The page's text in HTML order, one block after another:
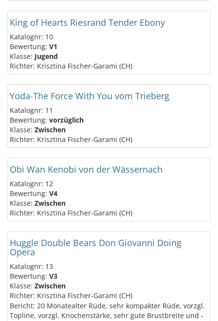
King of Hearts Riesrand Tender Ebony
Katalognr: 10
Bewertung: V1
Klasse: Jugend
Richter: Krisztina Fischer-Garami (CH)
Yoda-The Force With You vom Trieberg
Katalognr: 11
Bewertung: vorzüglich
Klasse: Zwischen
Richter: Krisztina Fischer-Garami (CH)
Obi Wan Kenobi von der Wässernach
Katalognr: 12
Bewertung: V4
Klasse: Zwischen
Richter: Krisztina Fischer-Garami (CH)
Huggle Double Bears Don Giovanni Doing
Opera
Katalognr: 13
Bewertung: V3
Klasse: Zwischen
Richter: Krisztina Fischer-Garami (CH)
Bericht: 20 Monatealter Rüde, sehr kompakter Rüde, vorzgl.
Topline, vorzgl. Knochenstärke, sehr gute Brustbreite und -